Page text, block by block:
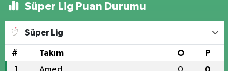
Süper Lig Puan Durumu
Süper Lig
# Takım O P
1